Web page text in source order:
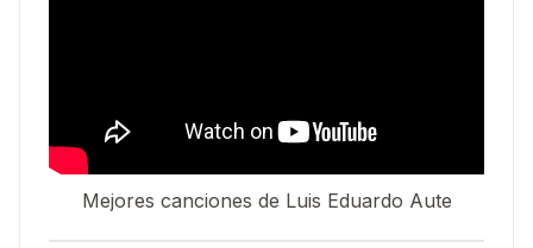
Mejores canciones de Luis Eduardo Aute